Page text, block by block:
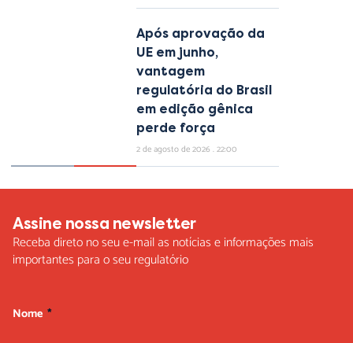
Após aprovação da
UE em junho,
vantagem
regulatória do Brasil
em edição gênica
perde força
2 de agosto de 2026 22:00
Assine nossa newsletter
Receba direto no seu e-mail as notícias e informações mais
importantes para o seu regulatório
Nome